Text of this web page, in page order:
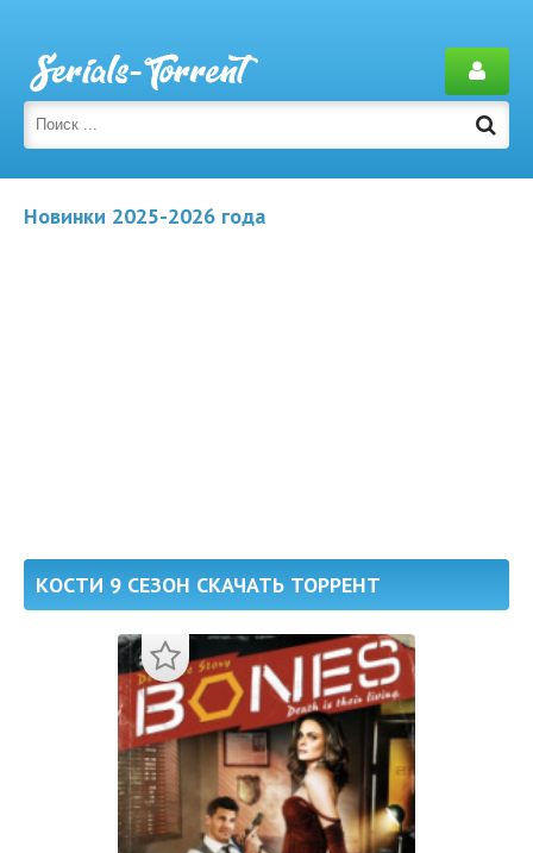
Новинки 2025-2026 года
КОСТИ 9 СЕЗОН СКАЧАТЬ ТОРРЕНТ